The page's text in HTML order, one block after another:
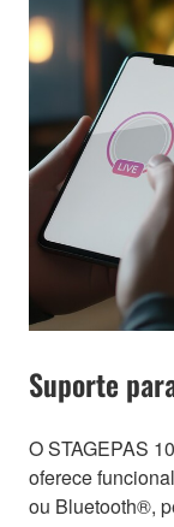
Suporte
O STAGEPAS
oferece
ou Bluetooth®,